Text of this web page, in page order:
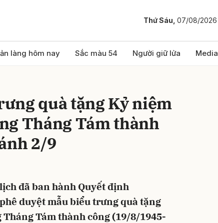
Thứ Sáu, 07/08/2026
làng hôm nay Sắc màu 54 Người giữ lửa Media
quà tặng Kỷ niệm
Tháng Tám thành
2/9
đã ban hành Quyết định
duyệt mẫu biểu trưng quà tặng
Tám thành công (19/8/1945-
luận